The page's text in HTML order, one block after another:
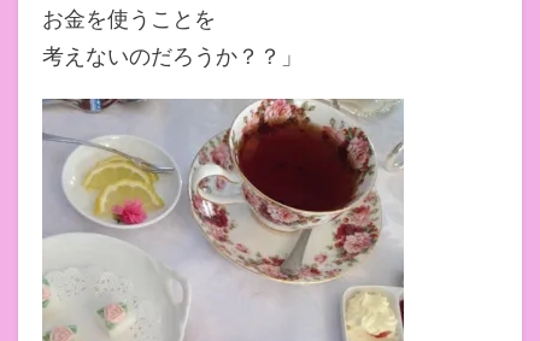
お金を使うことを
考えないのだろうか？？」